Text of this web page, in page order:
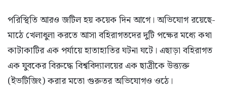
​পরিস্থিতি আরও জটিল হয় কয়েক দিন আগে। অভিযোগ রয়েছে-
মাঠে খেলাধুলা করতে আসা বহিরাগতদের দুটি পক্ষের মধ্যে কথা
কাটাকাটির এক পর্যায়ে হাতাহাতির ঘটনা ঘটে। এছাড়া বহিরাগত
এক যুবকের বিরুদ্ধে বিশ্ববিদ্যালয়ের এক ছাত্রীকে উত্ত্যক্ত
(ইভটিজিং) করার মতো গুরুতর অভিযোগও ওঠে।